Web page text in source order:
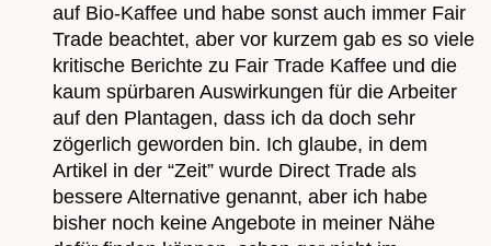
auf Bio-Kaffee und habe sonst auch immer Fair
Trade beachtet, aber vor kurzem gab es so viele
kritische Berichte zu Fair Trade Kaffee und die
kaum spürbaren Auswirkungen für die Arbeiter
auf den Plantagen, dass ich da doch sehr
zögerlich geworden bin. Ich glaube, in dem
Artikel in der “Zeit” wurde Direct Trade als
bessere Alternative genannt, aber ich habe
bisher noch keine Angebote in meiner Nähe